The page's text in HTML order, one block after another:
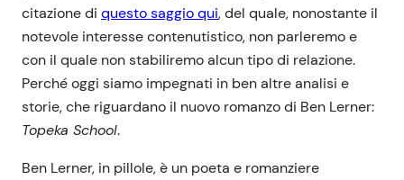
citazione di questo saggio qui, del quale, nonostante il
notevole interesse contenutistico, non parleremo e
con il quale non stabiliremo alcun tipo di relazione.
Perché oggi siamo impegnati in ben altre analisi e
storie, che riguardano il nuovo romanzo di Ben Lerner:
Topeka School.
Ben Lerner, in pillole, è un poeta e romanziere